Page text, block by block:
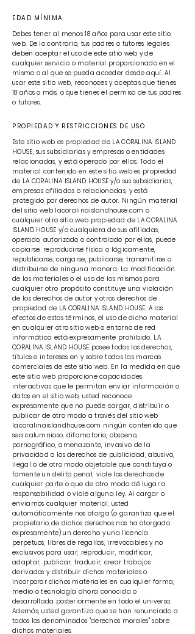
EDAD MÍNIMA
Debes tener al menos 18 años para usar este sitio
web. De lo contrario, tus padres o tutores legales
deben aceptar el uso de este sitio web y de
cualquier servicio o material proporcionado en el
mismo o al que se pueda acceder desde aquí. Al
usar este sitio web, reconoces y aceptas que tienes
18 años o más, o que tienes el permiso de tus padres
o tutores.
PROPIEDAD Y RESTRICCIONES DE USO
Este sitio web es propiedad de LA CORALINA ISLAND
HOUSE, sus subsidiarias y empresas o entidades
relacionadas, y está operado por ellas. Todo el
material contenido en este sitio web es propiedad
de LA CORALINA ISLAND HOUSE y/o sus subsidiarias,
empresas afiliadas o relacionadas, y está
protegido por derechos de autor. Ningún material
del sitio web lacoralinaislandhouse.com o
cualquier otro sitio web propiedad de LA CORALINA
ISLAND HOUSE y/o cualquiera de sus afiliadas,
operado, autorizado o controlado por ellas, puede
copiarse, reproducirse física o lógicamente,
republicarse, cargarse, publicarse, transmitirse o
distribuirse de ninguna manera. La modificación
de los materiales o el uso de los mismos para
cualquier otro propósito constituye una violación
de los derechos de autor y otros derechos de
propiedad de LA CORALINA ISLAND HOUSE. A los
efectos de estos términos, el uso de dicho material
en cualquier otro sitio web o entorno de red
informática está expresamente prohibido. LA
CORALINA ISLAND HOUSE posee todos los derechos,
títulos e intereses en y sobre todas las marcas
comerciales de este sitio web. En la medida en que
este sitio web proporcione capacidades
interactivas que le permitan enviar información o
datos en el sitio web, usted reconoce
expresamente que no puede cargar, distribuir o
publicar de otro modo a través del sitio web
lacoralinaislandhouse.com ningún contenido que
sea calumnioso, difamatorio, obsceno,
pornográfico, amenazante, invasivo de la
privacidad o los derechos de publicidad, abusivo,
ilegal o de otro modo objetable que constituya o
fomente un delito penal, viole los derechos de
cualquier parte o que de otro modo dé lugar a
responsabilidad o viole alguna ley. Al cargar o
enviarnos cualquier material, usted
automáticamente nos otorga (o garantiza que el
propietario de dichos derechos nos ha otorgado
expresamente) un derecho y una licencia
perpetuos, libres de regalías, irrevocables y no
exclusivos para usar, reproducir, modificar,
adaptar, publicar, traducir, crear trabajos
derivados y distribuir dichos materiales o
incorporar dichos materiales en cualquier forma,
medio o tecnología ahora conocida o
desarrollada posteriormente en todo el universo.
Además, usted garantiza que se han renunciado a
todos los denominados "derechos morales" sobre
dichos materiales.